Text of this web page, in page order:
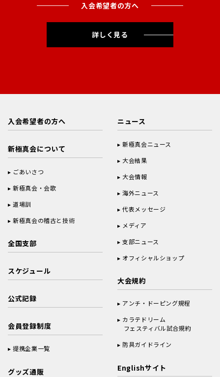
入会希望者の方へ
詳しく見る
入会希望者の方へ
新極真会について
ごあいさつ
新極真会・会歌
道場訓
新極真会の稽古と技術
全国支部
スケジュール
公式記録
会員登録制度
提携企業一覧
グッズ通販
ニュース
新極真会ニュース
大会結果
大会情報
海外ニュース
代表メッセージ
メディア
支部ニュース
オフィシャルショップ
大会規約
アンチ・ドーピング規程
カラテドリーム
フェスティバル試合規約
防具ガイドライン
Englishサイト